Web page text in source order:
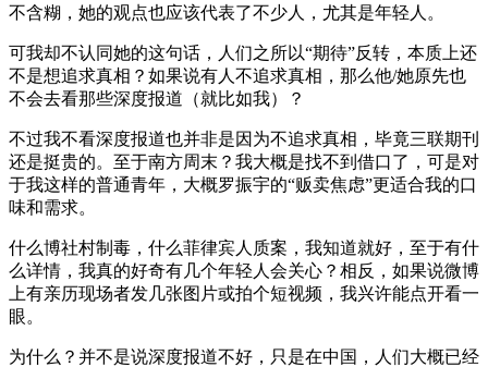
不含糊，她的观点也应该代表了不少人，尤其是年轻人。
可我却不认同她的这句话，人们之所以“期待”反转，本质上还
不是想追求真相？如果说有人不追求真相，那么他/她原先也
不会去看那些深度报道（就比如我）？
不过我不看深度报道也并非是因为不追求真相，毕竟三联期刊
还是挺贵的。至于南方周末？我大概是找不到借口了，可是对
于我这样的普通青年，大概罗振宇的“贩卖焦虑”更适合我的口
味和需求。
什么博社村制毒，什么菲律宾人质案，我知道就好，至于有什
么详情，我真的好奇有几个年轻人会关心？相反，如果说微博
上有亲历现场者发几张图片或拍个短视频，我兴许能点开看一
眼。
为什么？并不是说深度报道不好，只是在中国，人们大概已经